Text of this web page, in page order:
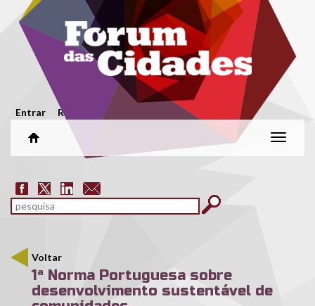
Passar para o conteúdo principal
Menu secundário
Entrar Registar
Alterar
Formulário de pesquisa
pesquisar
Voltar
1ª Norma Portuguesa sobre
desenvolvimento sustentável de